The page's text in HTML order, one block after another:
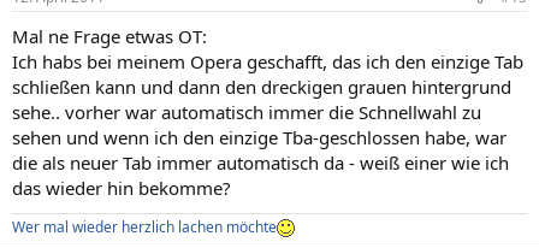
Mal ne Frage etwas OT:
Ich habs bei meinem Opera geschafft, das ich den einzige Tab
schließen kann und dann den dreckigen grauen hintergrund
sehe.. vorher war automatisch immer die Schnellwahl zu
sehen und wenn ich den einzige Tba-geschlossen habe, war
die als neuer Tab immer automatisch da - weiß einer wie ich
das wieder hin bekomme?
Wer mal wieder herzlich lachen möchte